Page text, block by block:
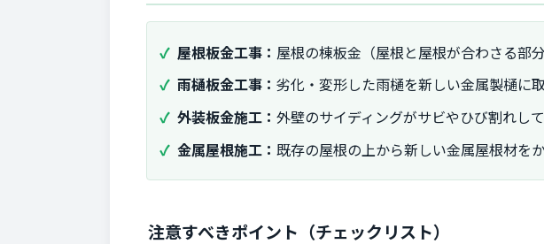
屋根板金工事： 屋根の棟板金（屋根と屋根が合わさる部
雨樋板金工事： 劣化・変形した雨樋を新しい金属製樋に
外装板金施工： 外壁のサイディングがサビやひび割れし
金属屋根施工： 既存の屋根の上から新しい金属屋根材を
注意すべきポイント（チェックリスト）